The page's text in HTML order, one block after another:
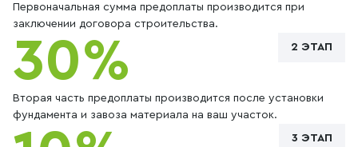
Первоначальная сумма предоплаты производится при
заключении договора строительства.
30% 2 ЭТАП
Вторая часть предоплаты производится после установки
фундамента и завоза материала на ваш участок.
3 ЭТАП